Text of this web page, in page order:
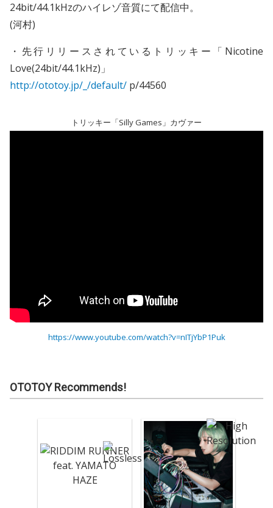
24bit/44.1kHzのハイレゾ音質にて配信中。
(河村)
・先行リリースされているトリッキー「Nicotine
Love(24bit/44.1kHz)」
http://ototoy.jp/_/default/ p/44560
トリッキー「Silly Games」カヴァー
https://www.youtube.com/watch?v=nITjYbP1Puk
OTOTOY Recommends!